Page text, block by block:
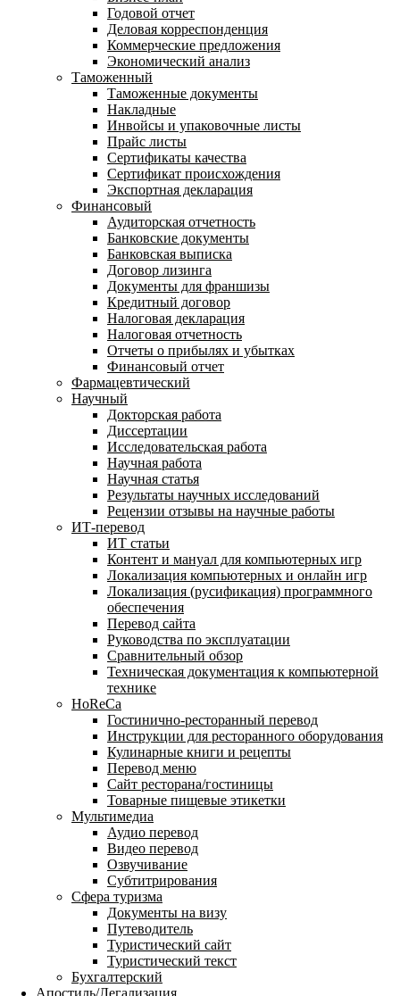
Годовой отчет
Деловая корреспонденция
Коммерческие предложения
Экономический анализ
Таможенный
Таможенные документы
Накладные
Инвойсы и упаковочные листы
Прайс листы
Сертификаты качества
Сертификат происхождения
Экспортная декларация
Финансовый
Аудиторская отчетность
Банковские документы
Банковская выписка
Договор лизинга
Документы для франшизы
Кредитный договор
Налоговая декларация
Налоговая отчетность
Отчеты о прибылях и убытках
Финансовый отчет
Фармацевтический
Научный
Докторская работа
Диссертации
Исследовательская работа
Научная работа
Научная статья
Результаты научных исследований
Рецензии отзывы на научные работы
ИТ-перевод
ИТ статьи
Контент и мануал для компьютерных игр
Локализация компьютерных и онлайн игр
Локализация (русификация) программного
обеспечения
Перевод сайта
Руководства по эксплуатации
Сравнительный обзор
Техническая документация к компьютерной
технике
HoReCa
Гостинично-ресторанный перевод
Инструкции для ресторанного оборудования
Кулинарные книги и рецепты
Перевод меню
Сайт ресторана/гостиницы
Товарные пищевые этикетки
Мультимедиа
Аудио перевод
Видео перевод
Озвучивание
Субтитрирования
Сфера туризма
Документы на визу
Путеводитель
Туристический сайт
Туристический текст
Бухгалтерский
Апостиль/Легализация